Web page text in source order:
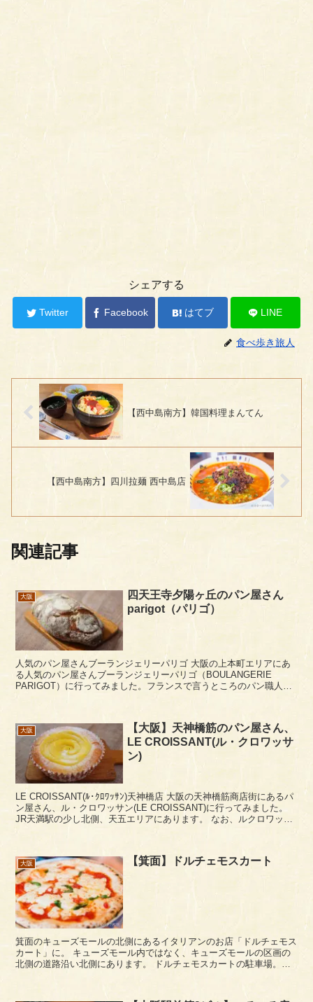
シェアする
Twitter Facebook はてブ LINE
食べ歩き旅人
【西中島南方】韓国料理まんてん
【西中島南方】四川拉麺 西中島店
関連記事
大阪
四天王寺夕陽ヶ丘のパン屋さん
parigot（パリゴ）
人気のパン屋さんブーランジェリーパリゴ 大阪の上本町エリアにあ
る人気のパン屋さんブーランジェリーパリゴ（BOULANGERIE
PARIGOT）に行ってみました。フランスで言うところのパン職人さ
大阪
【大阪】天神橋筋のパン屋さん、
LE CROISSANT(ル・クロワッサ
ン)
LE CROISSANT(ﾙ･ｸﾛﾜｯｻﾝ)天神橋店 大阪の天神橋筋商店街にあるパ
ン屋さん、ル・クロワッサン(LE CROISSANT)に行ってみました。
JR天満駅の少し北側、天五エリアにあります。 なお、ルクロワッサ
大阪 【箕面】ドルチェモスカート
箕面のキューズモールの北側にあるイタリアンのお店「ドルチェモス
カート」に。 キューズモール内ではなく、キューズモールの区画の
北側の道路沿い北側にあります。 ドルチェモスカートの駐車場。お